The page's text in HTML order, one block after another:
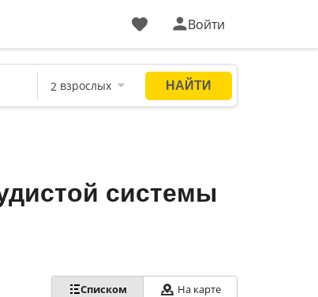
Войти
системы
Списком На карте